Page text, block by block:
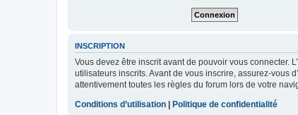
INSCRIPTION
Vous devez être inscrit avant de pouvoir vous connecter.
utilisateurs inscrits. Avant de vous inscrire, assurez-vous
attentivement toutes les règles du forum lors de votre
Conditions d’utilisation
Politique de confidentialité